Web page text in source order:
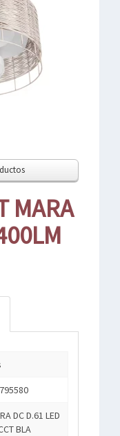
MARA
DC D.61 LED
BLA